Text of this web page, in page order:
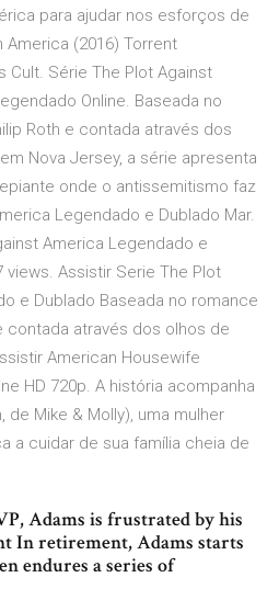
para ajudar nos esforços de
America (2016) Torrent
Cult. Série The Plot Against
Online. Baseada no
Roth e contada através dos
Nova Jersey, a série apresenta
onde o antissemitismo faz
Legendado e Dublado Mar.
America Legendado e
views. Assistir Serie The Plot
e Dublado Baseada no romance
contada através dos olhos de
American Housewife
HD 720p. A história acompanha
de Mike & Molly), uma mulher
a cuidar de sua família cheia de
Adams is frustrated by his
In retirement, Adams starts
endures a series of